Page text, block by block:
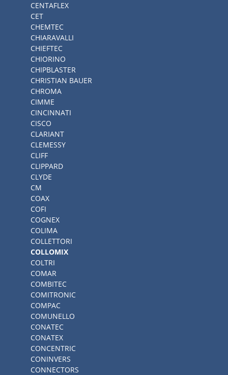
CENTAFLEX
CET
CHEMTEC
CHIARAVALLI
CHIEFTEC
CHIORINO
CHIPBLASTER
CHRISTIAN BAUER
CHROMA
CIMME
CINCINNATI
CISCO
CLARIANT
CLEMESSY
CLIFF
CLIPPARD
CLYDE
CM
COAX
COFI
COGNEX
COLIMA
COLLETTORI
COLLOMIX
COLTRI
COMAR
COMBITEC
COMITRONIC
COMPAC
COMUNELLO
CONATEC
CONATEX
CONCENTRIC
CONINVERS
CONNECTORS